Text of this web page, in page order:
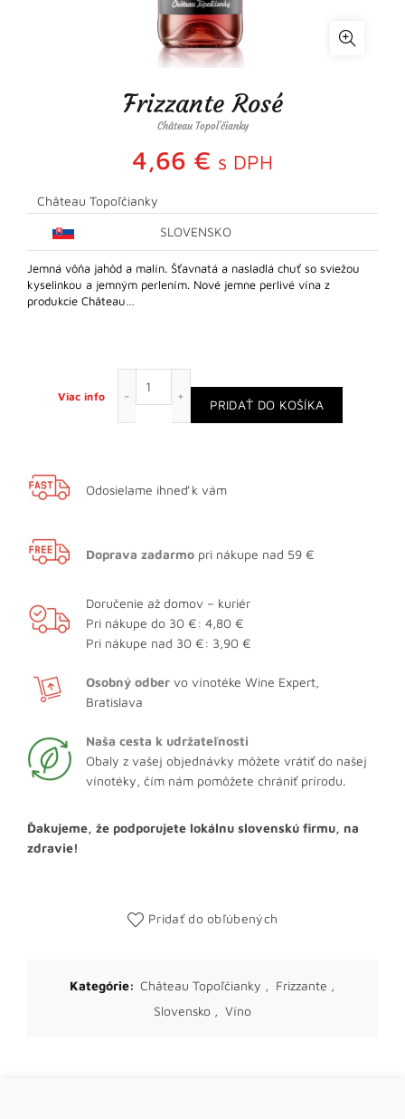
Frizzante Rosé
Château Topoľčianky
4,66 € s DPH
Château Topoľčianky
SLOVENSKO
Jemná vôňa jahôd a malín. Šťavnatá a nasladlá chuť so sviežou
kyselinkou a jemným perlením. Nové jemne perlivé vína z
produkcie Château…
Viac info
PRIDAŤ DO KOŠÍKA
Odosielame ihneď k vám
Doprava zadarmo pri nákupe nad 59 €
Doručenie až domov – kuriér
Pri nákupe do 30 €: 4,80 €
Pri nákupe nad 30 €: 3,90 €
Osobný odber vo vínotéke Wine Expert,
Bratislava
Naša cesta k udržateľnosti
Obaly z vašej objednávky môžete vrátiť do našej
vínotéky, čím nám pomôžete chrániť prírodu.
Ďakujeme, že podporujete lokálnu slovenskú firmu, na
zdravie!
Pridať do obľúbených
Kategórie: Château Topoľčianky , Frizzante ,
Slovensko , Víno